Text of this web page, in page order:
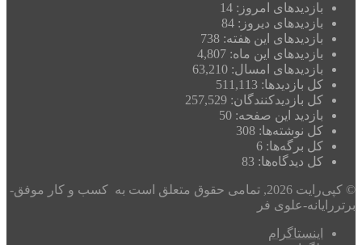
امروز:14
دیروز:84
این هفته: 738
این ماه:4,807
امسال:63,210
بازدیدها: 511,113
بازدیدکنند‌گان:257,529
این صفحه:50
نوشته‌ها: 308
برگه‌ها: 6
دیدگاه‌ها: 83
© کپی‌رایت 2026, تمامی حقوق متعلق است به کسب و کار موفق-
علوی فر